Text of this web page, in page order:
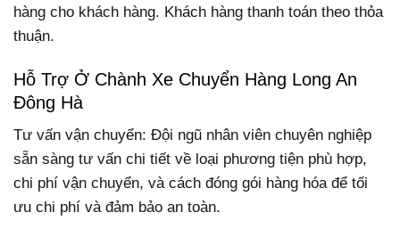
hàng cho khách hàng. Khách hàng thanh toán theo thỏa
thuận.
Hỗ Trợ Ở Chành Xe Chuyển Hàng Long An
Đông Hà
Tư vấn vận chuyển: Đội ngũ nhân viên chuyên nghiệp
sẵn sàng tư vấn chi tiết về loại phương tiện phù hợp,
chi phí vận chuyển, và cách đóng gói hàng hóa để tối
ưu chi phí và đảm bảo an toàn.